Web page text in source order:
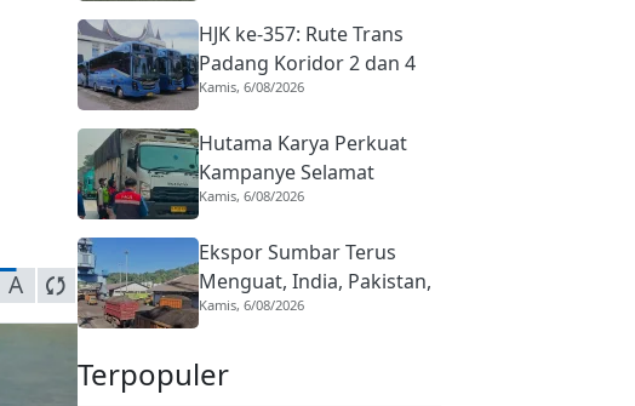
A
HJK ke-357: Rute Trans
Padang Koridor 2 dan 4
Diubah untuk Layani
Tarif Rp1
Kamis, 6/08/2026
Hutama Karya Perkuat
Kampanye Selamat
Sampai Tujuan, Dukung
ODOL
Kamis, 6/08/2026
Ekspor Sumbar Terus
Menguat, India, Pakistan,
dan Tiongkok Jadi Pasar
Kamis, 6/08/2026
Terpopuler